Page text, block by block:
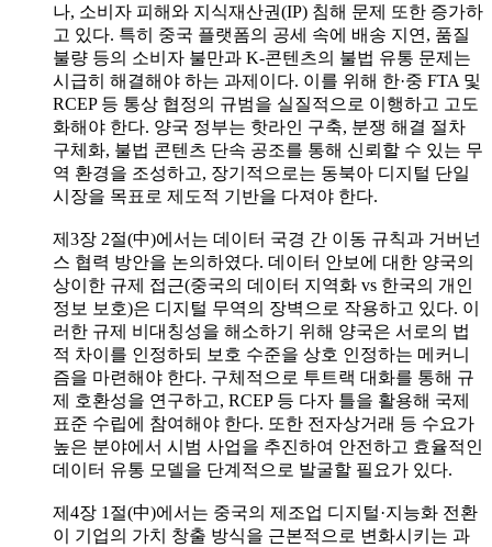
나, 소비자 피해와 지식재산권(IP) 침해 문제 또한 증가하
고 있다. 특히 중국 플랫폼의 공세 속에 배송 지연, 품질
불량 등의 소비자 불만과 K-콘텐츠의 불법 유통 문제는
시급히 해결해야 하는 과제이다. 이를 위해 한·중 FTA 및
RCEP 등 통상 협정의 규범을 실질적으로 이행하고 고도
화해야 한다. 양국 정부는 핫라인 구축, 분쟁 해결 절차
구체화, 불법 콘텐츠 단속 공조를 통해 신뢰할 수 있는 무
역 환경을 조성하고, 장기적으로는 동북아 디지털 단일
시장을 목표로 제도적 기반을 다져야 한다.
제3장 2절(中)에서는 데이터 국경 간 이동 규칙과 거버넌
스 협력 방안을 논의하였다. 데이터 안보에 대한 양국의
상이한 규제 접근(중국의 데이터 지역화 vs 한국의 개인
정보 보호)은 디지털 무역의 장벽으로 작용하고 있다. 이
러한 규제 비대칭성을 해소하기 위해 양국은 서로의 법
적 차이를 인정하되 보호 수준을 상호 인정하는 메커니
즘을 마련해야 한다. 구체적으로 투트랙 대화를 통해 규
제 호환성을 연구하고, RCEP 등 다자 틀을 활용해 국제
표준 수립에 참여해야 한다. 또한 전자상거래 등 수요가
높은 분야에서 시범 사업을 추진하여 안전하고 효율적인
데이터 유통 모델을 단계적으로 발굴할 필요가 있다.
제4장 1절(中)에서는 중국의 제조업 디지털·지능화 전환
이 기업의 가치 창출 방식을 근본적으로 변화시키는 과